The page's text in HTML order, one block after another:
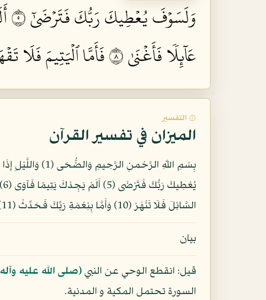
وَلَسَوۡفَ يُعۡطِيكَ رَبُّكَ فَتَرۡضَىٰٓ ٥
عَآئِلٗا فَأَغۡنَىٰ ٨
فَأَمَّا ٱلۡيَتِيمَ فَلَا
۞ التفسير
الميزان في تفسير القرآن
السَّائِلَ فَلَا تَنْهَرْ (10) وَأَمَّا بِنِعْمَةِ رَبِّكَ فَحَدِّثْ (11)
بيان
قيل: انقطع الوحي عن النبي(صلى الله عليه
السورة تحتمل المكية و المدنية.